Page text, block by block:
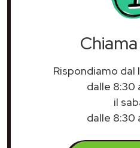
Rispondiamo dal
dalle 8:30
il
dalle 8:30